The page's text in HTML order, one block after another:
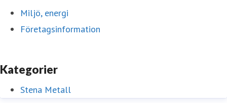
Miljö, energi
Företagsinformation
Kategorier
Stena Metall